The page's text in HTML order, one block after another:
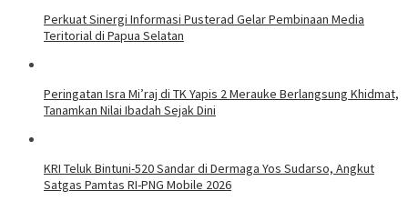
Perkuat Sinergi Informasi Pusterad Gelar Pembinaan Media
Teritorial di Papua Selatan
Peringatan Isra Mi’raj di TK Yapis 2 Merauke Berlangsung Khidmat,
Tanamkan Nilai Ibadah Sejak Dini
KRI Teluk Bintuni-520 Sandar di Dermaga Yos Sudarso, Angkut
Satgas Pamtas RI-PNG Mobile 2026